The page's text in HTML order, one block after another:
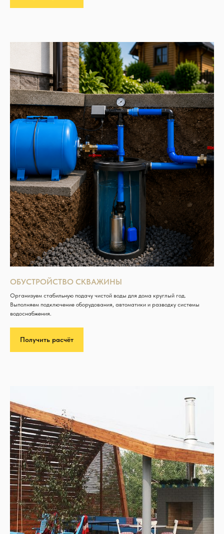
ОБУСТРОЙСТВО СКВАЖИНЫ
Организуем стабильную подачу чистой воды для дома круглый год.
Выполняем подключение оборудования, автоматики и разводку системы
водоснабжения.
Получить расчёт